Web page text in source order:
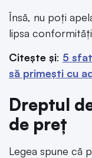
Însă, nu poți
lipsa
Citește și: 5
să primești cu
Dreptul
de preț
Legea spune că